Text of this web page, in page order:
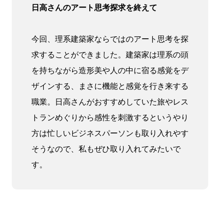
日高さんのアート思考探求を終えて
今回、理系建築家ならではのアート思考を探
求することができました。建築家は理系の頭
を持ちながら造形美や人の中に宿る感覚をデ
ザインする、まさに機能と感覚を行き来する
職業。日高さんがおすすめしていた旅やレス
トランめぐりから感性を刺激するというやり
方は忙しいビジネスパーソンも取り入れやす
そうなので、私もぜひ取り入れてみたいで
す。